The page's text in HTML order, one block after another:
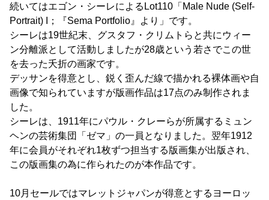
続いてはエゴン・シーレによるLot110「Male Nude (Self-
Portrait) I；『Sema Portfolio』より」です。
シーレは19世紀末、グスタフ・クリムトらと共にウィー
ン分離派として活動しましたが28歳という若さでこの世
を去った夭折の画家です。
デッサンを得意とし、鋭く歪んだ線で描かれる裸体画や自
画像で知られていますが版画作品は17点のみ制作されま
した。
シーレは、1911年にパウル・クレーらが所属するミュン
ヘンの芸術集団「ゼマ」の一員となりました。翌年1912
年に会員がそれぞれ1枚ずつ担当する版画集が出版され、
この版画集の為に作られたのが本作品です。
10月セールではマレットジャパンが得意とするヨーロッ